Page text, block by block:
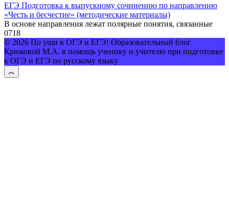
ЕГЭ Подготовка к выпускному сочинению по направлению
«Честь и бесчестие» (методические материалы)
В основе направления лежат полярные понятия, связанные
0718
© 2026 По уши в ОГЭ и ЕГЭ! Образовательный блог
Крюковой М.А. в помощь ученику и учителю при подготовке
к ОГЭ и ЕГЭ по русскому языку